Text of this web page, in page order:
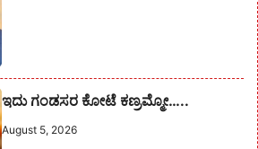
ಇದು ಗಂಡಸರ ಕೋಟೆ ಕಣ್ರಮ್ಮೋ…..
August 5, 2026